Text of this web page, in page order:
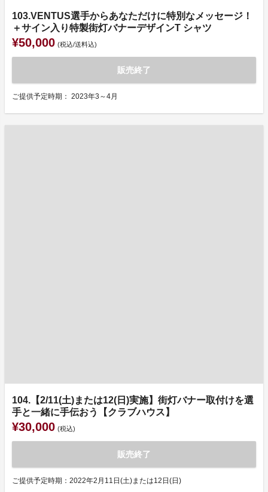
103.VENTUS選手からあなただけに特別なメッセージ！
＋サイン入り特製街灯バナーデザインT シャツ
¥50,000 (税込/送料込)
販売終了
ご提供予定時期： 2023年3～4月
104.【2/11(土)または12(日)実施】街灯バナー取付けを選
手と一緒に手伝おう【クラブハウス】
¥30,000 (税込)
販売終了
ご提供予定時期：2022年2月11日(土)または12日(日)